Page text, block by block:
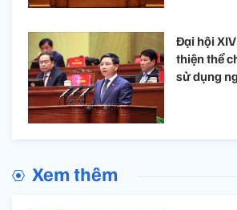
Đại hội
thiện thể
sử dụng
Xem thêm